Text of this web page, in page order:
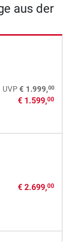
aus der
UVP € 1.999,00
€ 1.599,00
€ 2.699,00